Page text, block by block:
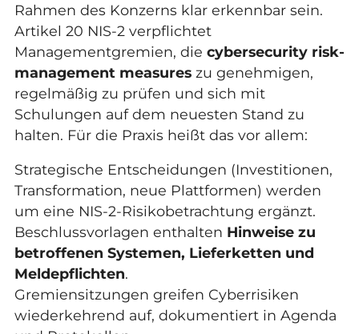
Rahmen des Konzerns klar erkennbar sein.
Artikel 20 NIS-2 verpflichtet
Managementgremien, die cybersecurity risk-
management measureszu genehmigen,
regelmäßig zu prüfen und sich mit
Schulungen auf dem neuesten Stand zu
halten. Für die Praxis heißt das vor allem:
Strategische Entscheidungen (Investitionen,
Transformation, neue Plattformen) werden
um eine NIS-2-Risikobetrachtung ergänzt.
Beschlussvorlagen enthalten Hinweise zu
betroffenen Systemen, Lieferketten und
Meldepflichten.
Gremiensitzungen greifen Cyberrisiken
wiederkehrend auf, dokumentiert in Agenda